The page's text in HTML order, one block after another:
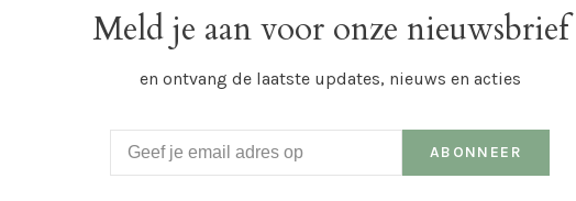
Meld je aan voor onze nieuwsbrief
en ontvang de laatste updates, nieuws en acties
ABONNEER